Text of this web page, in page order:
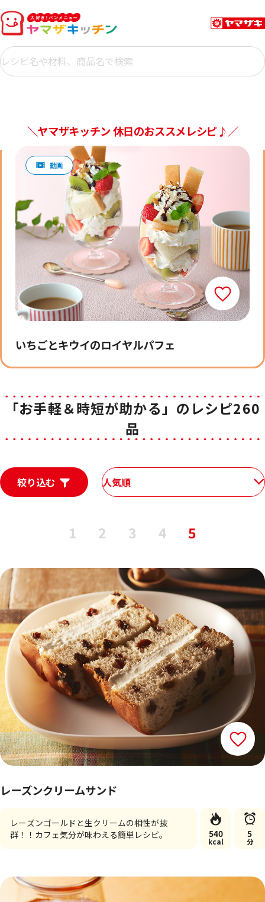
＼ヤマザキッチン 休日のおススメレシピ♪／
いちごとキウイのロイヤルパフェ
「お手軽＆時短が助かる」のレシピ260
品
絞り込む
1 2 3 4 5
人気順
レーズンクリームサンド
レーズンゴールドと生クリームの相性が抜
群！！カフェ気分が味わえる簡単レシピ。
540
kcal
5
分